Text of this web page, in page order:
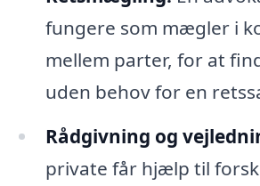
fungere som mægler i
mellem parter, for at
uden behov for en
Rådgivning og
private får hjælp til